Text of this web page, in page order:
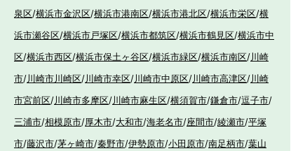
泉区/横浜市金沢区/横浜市港南区/横浜市港北区/横浜市栄区/横
浜市瀬谷区/横浜市戸塚区/横浜市都筑区/横浜市鶴見区/横浜市中
区/横浜市西区/横浜市保土ヶ谷区/横浜市緑区/横浜市南区/川崎
市/川崎市川崎区/川崎市幸区/川崎市中原区/川崎市高津区/川崎
市宮前区/川崎市多摩区/川崎市麻生区/横須賀市/鎌倉市/逗子市/
三浦市/相模原市/厚木市/大和市/海老名市/座間市/綾瀬市/平塚
市/藤沢市/茅ヶ崎市/秦野市/伊勢原市/小田原市/南足柄市/葉山